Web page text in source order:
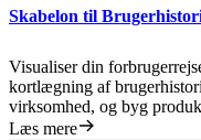
Skabelon til
Visualiser din
kortlægning af
virksomhed, og byg
Læs mere